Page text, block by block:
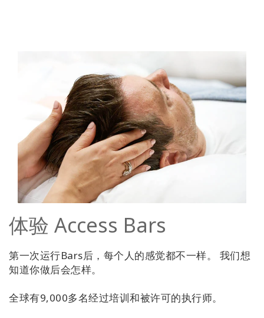
体验 Access Bars
第一次运行Bars后，每个人的感觉都不一样。 我们想
知道你做后会怎样。
全球有9,000多名经过培训和被许可的执行师。